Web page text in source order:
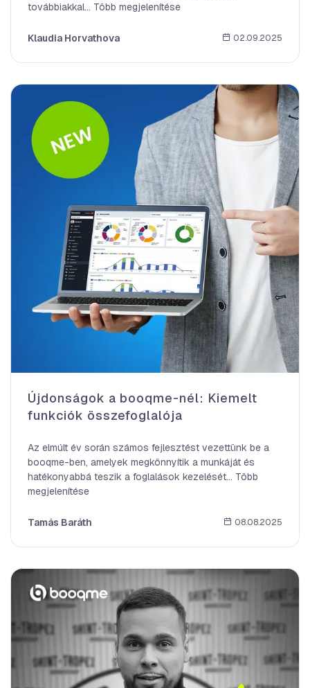
továbbiakkal… Több megjelenítése
Klaudia Horvathova 02.09.2025
Újdonságok a booqme-nél: Kiemelt
funkciók összefoglalója
Az elmúlt év során számos fejlesztést vezettünk be a
booqme-ben, amelyek megkönnyítik a munkáját és
hatékonyabbá teszik a foglalások kezelését… Több
megjelenítése
Tamás Baráth 08.08.2025